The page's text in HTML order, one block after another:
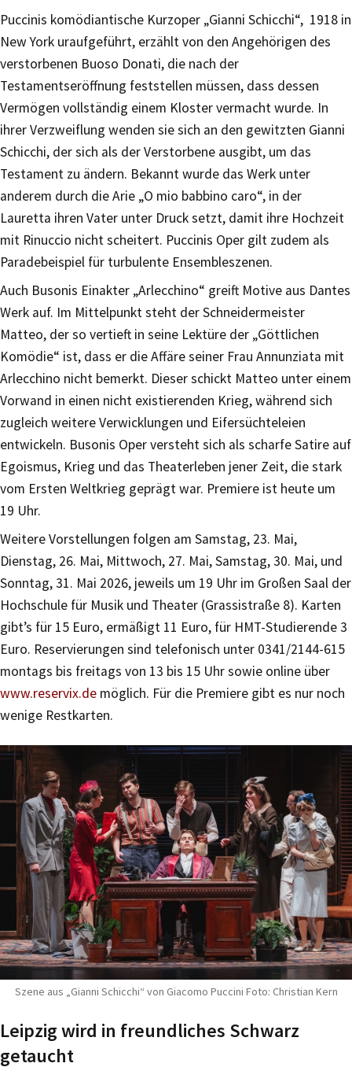
Puccinis komödiantische Kurzoper „Gianni Schicchi“, 1918 in
New York uraufgeführt, erzählt von den Angehörigen des
verstorbenen Buoso Donati, die nach der
Testamentseröffnung feststellen müssen, dass dessen
Vermögen vollständig einem Kloster vermacht wurde. In
ihrer Verzweiflung wenden sie sich an den gewitzten Gianni
Schicchi, der sich als der Verstorbene ausgibt, um das
Testament zu ändern. Bekannt wurde das Werk unter
anderem durch die Arie „O mio babbino caro“, in der
Lauretta ihren Vater unter Druck setzt, damit ihre Hochzeit
mit Rinuccio nicht scheitert. Puccinis Oper gilt zudem als
Paradebeispiel für turbulente Ensembleszenen.
Auch Busonis Einakter „Arlecchino“ greift Motive aus Dantes
Werk auf. Im Mittelpunkt steht der Schneidermeister
Matteo, der so vertieft in seine Lektüre der „Göttlichen
Komödie“ ist, dass er die Affäre seiner Frau Annunziata mit
Arlecchino nicht bemerkt. Dieser schickt Matteo unter einem
Vorwand in einen nicht existierenden Krieg, während sich
zugleich weitere Verwicklungen und Eifersüchteleien
entwickeln. Busonis Oper versteht sich als scharfe Satire auf
Egoismus, Krieg und das Theaterleben jener Zeit, die stark
vom Ersten Weltkrieg geprägt war. Premiere ist heute um
19 Uhr.
Weitere Vorstellungen folgen am Samstag, 23. Mai,
Dienstag, 26. Mai, Mittwoch, 27. Mai, Samstag, 30. Mai, und
Sonntag, 31. Mai 2026, jeweils um 19 Uhr im Großen Saal der
Hochschule für Musik und Theater (Grassistraße 8). Karten
gibt’s für 15 Euro, ermäßigt 11 Euro, für HMT-Studierende 3
Euro. Reservierungen sind telefonisch unter 0341/2144-615
montags bis freitags von 13 bis 15 Uhr sowie online über
www.reservix.de möglich. Für die Premiere gibt es nur noch
wenige Restkarten.
Szene aus „Gianni Schicchi“ von Giacomo Puccini Foto: Christian Kern
Leipzig wird in freundliches Schwarz
getaucht